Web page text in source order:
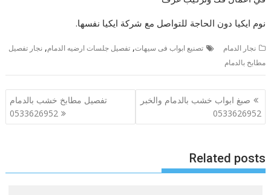
نوم ايكيا دون الحاجة للتواصل مع شركة ايكيا نفسها.
نجار الدمام تصنيع ابواب فى سيهات‎,تفصيل جلسات ارضيه الدمام,نجار تفصيل
مطابخ بالدمام
تصفّح
المقالات
صبغ ابواب خشب بالدمام والخبر
0533626952
تفصيل مطابخ خشب بالدمام
0533626952
Related posts